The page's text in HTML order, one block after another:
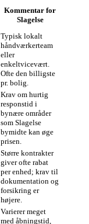
Kommentar for
Slagelse
Typisk lokalt
håndværkerteam
eller
enkeltvicevært.
Ofte den billigste
pr. bolig.
Krav om hurtig
responstid i
bynære områder
som Slagelse
bymidte kan øge
prisen.
Større kontrakter
giver ofte rabat
per enhed; krav til
dokumentation og
forsikring er
højere.
Varierer meget
med åbningstid,